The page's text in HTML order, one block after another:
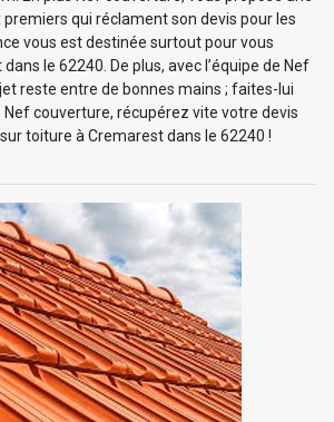
qui réclament son devis pour les
vous est destinée surtout pour vous
le 62240. De plus, avec l’équipe de Nef
reste entre de bonnes mains ; faites-lui
couverture, récupérez vite votre devis
toiture à Cremarest dans le 62240 !